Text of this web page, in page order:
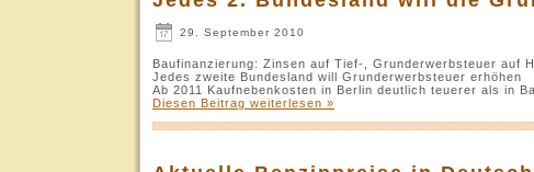
29. September 2010
Baufinanzierung: Zinsen auf Tief-, Grunderwerbsteuer auf
Jedes zweite Bundesland will Grunderwerbsteuer erhöhen
Ab 2011 Kaufnebenkosten in Berlin deutlich teuerer als in
Diesen Beitrag weiterlesen »